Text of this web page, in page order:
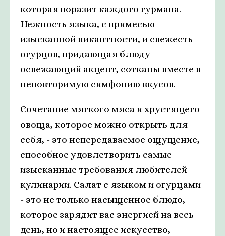
которая поразит каждого гурмана.
Нежность языка, с примесью
изысканной пикантности, и свежесть
огурцов, придающая блюду
освежающий акцент, сотканы вместе в
неповторимую симфонию вкусов.
Сочетание мягкого мяса и хрустящего
овоща, которое можно открыть для
себя, - это непередаваемое ощущение,
способное удовлетворить самые
изысканные требования любителей
кулинарии. Салат с языком и огурцами
- это не только насыщенное блюдо,
которое зарядит вас энергией на весь
день, но и настоящее искусство,